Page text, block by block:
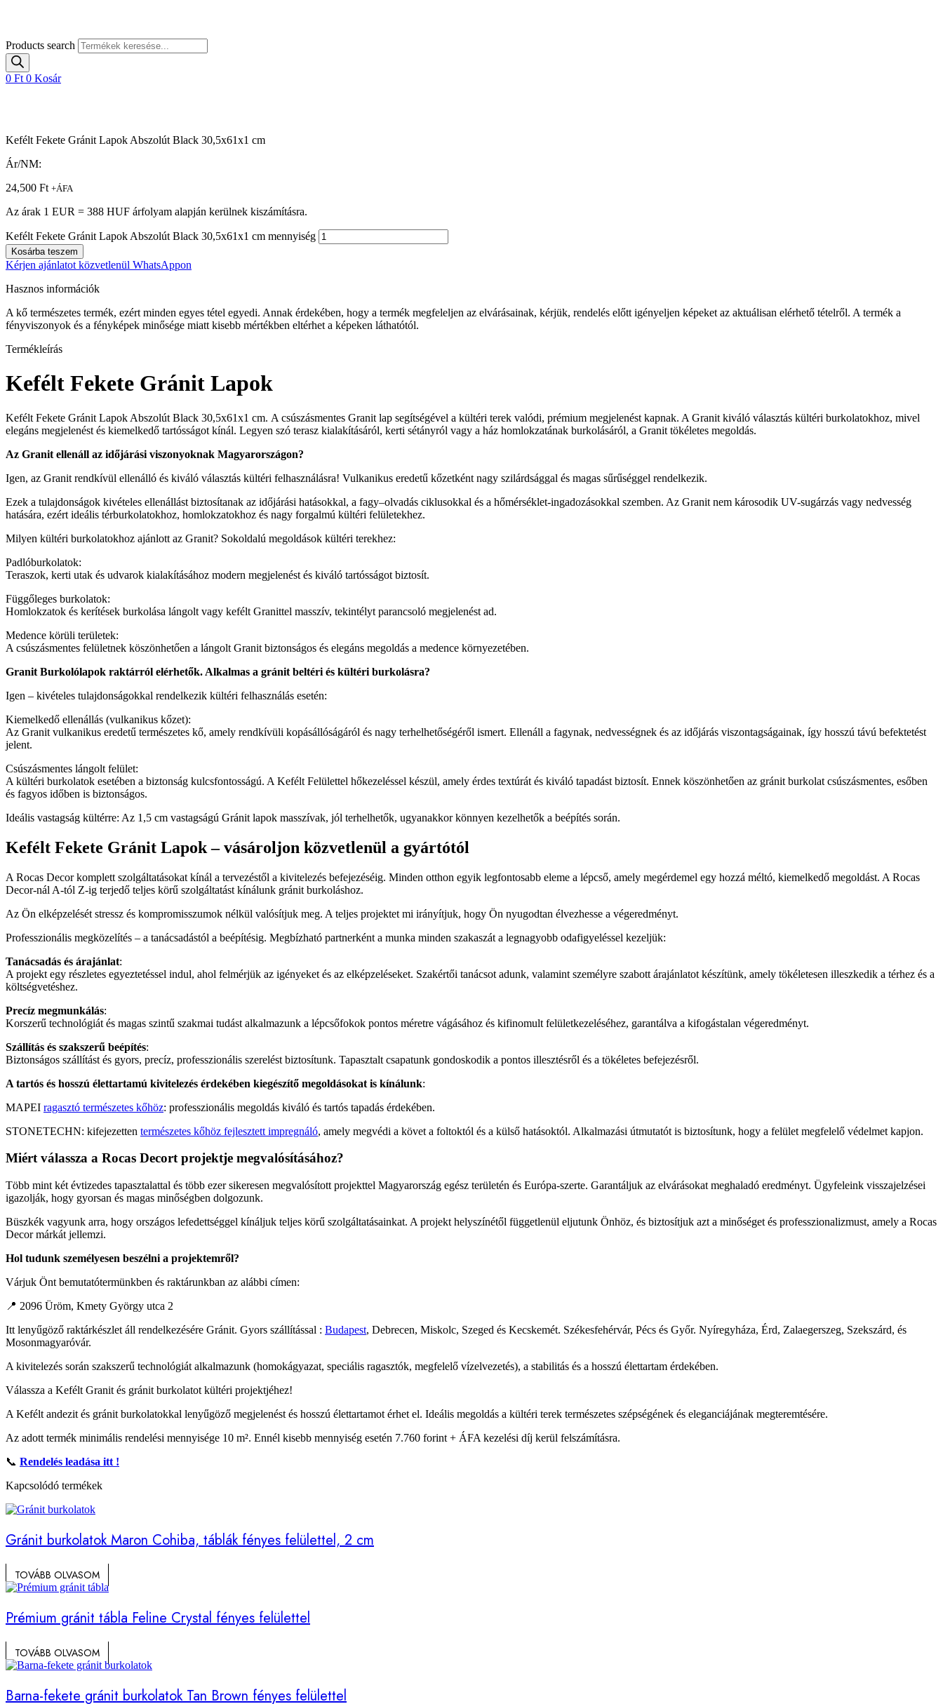
Products search
0 Ft 0 Kosár
Kefélt Fekete Gránit Lapok Abszolút Black 30,5x61x1 cm
Ár/NM:
24,500 Ft +ÁFA
Az árak 1 EUR = 388 HUF árfolyam alapján kerülnek kiszámításra.
Kefélt Fekete Gránit Lapok Abszolút Black 30,5x61x1 cm mennyiség
Kosárba teszem
Kérjen ajánlatot közvetlenül WhatsAppon
Hasznos információk
A kő természetes termék, ezért minden egyes tétel egyedi. Annak érdekében, hogy a termék megfeleljen az elvárásainak, kérjük, rendelés előtt igényeljen képeket az aktuálisan elérhető tételről. A termék a
fényviszonyok és a fényképek minősége miatt kisebb mértékben eltérhet a képeken láthatótól.
Termékleírás
Kefélt Fekete Gránit Lapok
Kefélt Fekete Gránit Lapok Abszolút Black 30,5x61x1 cm. A csúszásmentes Granit lap segítségével a kültéri terek valódi, prémium megjelenést kapnak. A Granit kiváló választás kültéri burkolatokhoz, mivel
elegáns megjelenést és kiemelkedő tartósságot kínál. Legyen szó terasz kialakításáról, kerti sétányról vagy a ház homlokzatának burkolásáról, a Granit tökéletes megoldás.
Az Granit ellenáll az időjárási viszonyoknak Magyarországon?
Igen, az Granit rendkívül ellenálló és kiváló választás kültéri felhasználásra! Vulkanikus eredetű kőzetként nagy szilárdsággal és magas sűrűséggel rendelkezik.
Ezek a tulajdonságok kivételes ellenállást biztosítanak az időjárási hatásokkal, a fagy–olvadás ciklusokkal és a hőmérséklet-ingadozásokkal szemben. Az Granit nem károsodik UV-sugárzás vagy nedvesség
hatására, ezért ideális térburkolatokhoz, homlokzatokhoz és nagy forgalmú kültéri felületekhez.
Milyen kültéri burkolatokhoz ajánlott az Granit? Sokoldalú megoldások kültéri terekhez:
Padlóburkolatok:
Teraszok, kerti utak és udvarok kialakításához modern megjelenést és kiváló tartósságot biztosít.
Függőleges burkolatok:
Homlokzatok és kerítések burkolása lángolt vagy kefélt Granittel masszív, tekintélyt parancsoló megjelenést ad.
Medence körüli területek:
A csúszásmentes felületnek köszönhetően a lángolt Granit biztonságos és elegáns megoldás a medence környezetében.
Granit Burkolólapok raktárról elérhetők. Alkalmas a gránit beltéri és kültéri burkolásra?
Igen – kivételes tulajdonságokkal rendelkezik kültéri felhasználás esetén:
Kiemelkedő ellenállás (vulkanikus kőzet):
Az Granit vulkanikus eredetű természetes kő, amely rendkívüli kopásállóságáról és nagy terhelhetőségéről ismert. Ellenáll a fagynak, nedvességnek és az időjárás viszontagságainak, így hosszú távú befektetést
jelent.
Csúszásmentes lángolt felület:
A kültéri burkolatok esetében a biztonság kulcsfontosságú. A Kefélt Felülettel hőkezeléssel készül, amely érdes textúrát és kiváló tapadást biztosít. Ennek köszönhetően az gránit burkolat csúszásmentes, esőben
és fagyos időben is biztonságos.
Ideális vastagság kültérre: Az 1,5 cm vastagságú Gránit lapok masszívak, jól terhelhetők, ugyanakkor könnyen kezelhetők a beépítés során.
Kefélt Fekete Gránit Lapok – vásároljon közvetlenül a gyártótól
A Rocas Decor komplett szolgáltatásokat kínál a tervezéstől a kivitelezés befejezéséig. Minden otthon egyik legfontosabb eleme a lépcső, amely megérdemel egy hozzá méltó, kiemelkedő megoldást. A Rocas
Decor-nál A-tól Z-ig terjedő teljes körű szolgáltatást kínálunk gránit burkoláshoz.
Az Ön elképzelését stressz és kompromisszumok nélkül valósítjuk meg. A teljes projektet mi irányítjuk, hogy Ön nyugodtan élvezhesse a végeredményt.
Professzionális megközelítés – a tanácsadástól a beépítésig. Megbízható partnerként a munka minden szakaszát a legnagyobb odafigyeléssel kezeljük:
Tanácsadás és árajánlat:
A projekt egy részletes egyeztetéssel indul, ahol felmérjük az igényeket és az elképzeléseket. Szakértői tanácsot adunk, valamint személyre szabott árajánlatot készítünk, amely tökéletesen illeszkedik a térhez és a
költségvetéshez.
Precíz megmunkálás:
Korszerű technológiát és magas szintű szakmai tudást alkalmazunk a lépcsőfokok pontos méretre vágásához és kifinomult felületkezeléséhez, garantálva a kifogástalan végeredményt.
Szállítás és szakszerű beépítés:
Biztonságos szállítást és gyors, precíz, professzionális szerelést biztosítunk. Tapasztalt csapatunk gondoskodik a pontos illesztésről és a tökéletes befejezésről.
A tartós és hosszú élettartamú kivitelezés érdekében kiegészítő megoldásokat is kínálunk:
MAPEI ragasztó természetes kőhöz: professzionális megoldás kiváló és tartós tapadás érdekében.
STONETECHN: kifejezetten természetes kőhöz fejlesztett impregnáló, amely megvédi a követ a foltoktól és a külső hatásoktól. Alkalmazási útmutatót is biztosítunk, hogy a felület megfelelő védelmet kapjon.
Miért válassza a Rocas Decort projektje megvalósításához?
Több mint két évtizedes tapasztalattal és több ezer sikeresen megvalósított projekttel Magyarország egész területén és Európa-szerte. Garantáljuk az elvárásokat meghaladó eredményt. Ügyfeleink visszajelzései
igazolják, hogy gyorsan és magas minőségben dolgozunk.
Büszkék vagyunk arra, hogy országos lefedettséggel kínáljuk teljes körű szolgáltatásainkat. A projekt helyszínétől függetlenül eljutunk Önhöz, és biztosítjuk azt a minőséget és professzionalizmust, amely a Rocas
Decor márkát jellemzi.
Hol tudunk személyesen beszélni a projektemről?
Várjuk Önt bemutatótermünkben és raktárunkban az alábbi címen:
📍 2096 Üröm, Kmety György utca 2
Itt lenyűgöző raktárkészlet áll rendelkezésére Gránit. Gyors szállítással : Budapest, Debrecen, Miskolc, Szeged és Kecskemét. Székesfehérvár, Pécs és Győr. Nyíregyháza, Érd, Zalaegerszeg, Szekszárd, és
Mosonmagyaróvár.
A kivitelezés során szakszerű technológiát alkalmazunk (homokágyazat, speciális ragasztók, megfelelő vízelvezetés), a stabilitás és a hosszú élettartam érdekében.
Válassza a Kefélt Granit és gránit burkolatot kültéri projektjéhez!
A Kefélt andezit és gránit burkolatokkal lenyűgöző megjelenést és hosszú élettartamot érhet el. Ideális megoldás a kültéri terek természetes szépségének és eleganciájának megteremtésére.
Az adott termék minimális rendelési mennyisége 10 m². Ennél kisebb mennyiség esetén 7.760 forint + ÁFA kezelési díj kerül felszámításra.
📞 Rendelés leadása itt !
Kapcsolódó termékek
Gránit burkolatok Maron Cohiba, táblák fényes felülettel, 2 cm
TOVÁBB OLVASOM
Prémium gránit tábla Feline Crystal fényes felülettel
TOVÁBB OLVASOM
Barna-fekete gránit burkolatok Tan Brown fényes felülettel